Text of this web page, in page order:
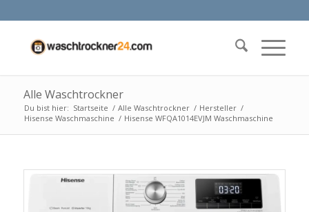
Alle Waschtrockner
Du bist hier: Startseite / Alle Waschtrockner / Hersteller /
Hisense Waschmaschine / Hisense WFQA1014EVJM Waschmaschine